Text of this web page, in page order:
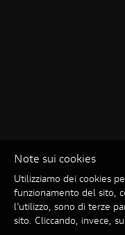
Note sui cookies
Utilizziamo dei cookies
funzionamento del sito,
l’utilizzo, sono di terze
sito. Cliccando, invece,